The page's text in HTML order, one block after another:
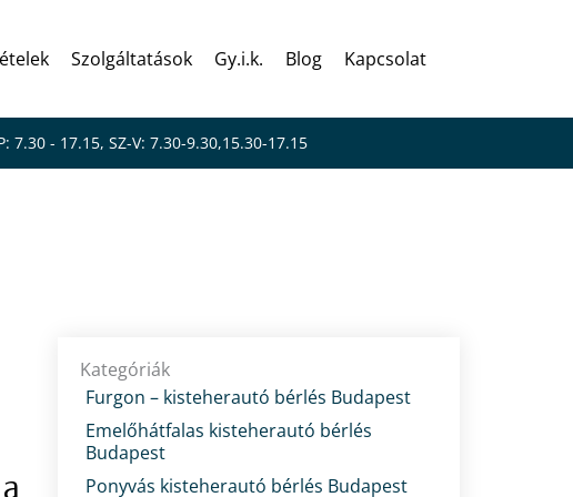
Szolgáltatások Gy.i.k. Blog Kapcsolat
7.30 - 17.15, SZ-V: 7.30-9.30,15.30-17.15
Kategóriák
Furgon – kisteherautó bérlés Budapest
Emelőhátfalas kisteherautó bérlés
Budapest
Ponyvás kisteherautó bérlés Budapest